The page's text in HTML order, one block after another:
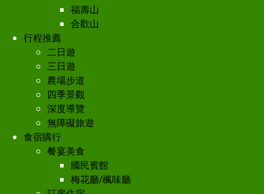
福壽山
合歡山
行程推薦
二日遊
三日遊
農場步道
四季景觀
深度導覽
無障礙旅遊
食宿購行
餐宴美食
國民賓館
梅花廳/楓味廳